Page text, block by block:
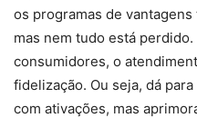
os programas de
mas nem tudo está
consumidores, o
fidelização. Ou seja, dá
com ativações, mas